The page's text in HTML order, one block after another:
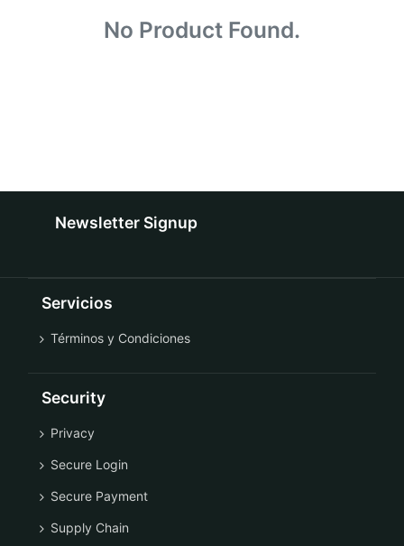
No Product Found.
Newsletter Signup
Servicios
Términos y Condiciones
Security
Privacy
Secure Login
Secure Payment
Supply Chain